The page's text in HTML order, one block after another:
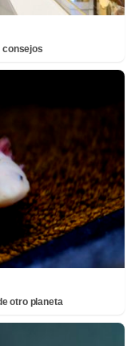
consejos
otro planeta